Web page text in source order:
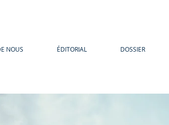
NOUS ÉDITORIAL DOSSIER